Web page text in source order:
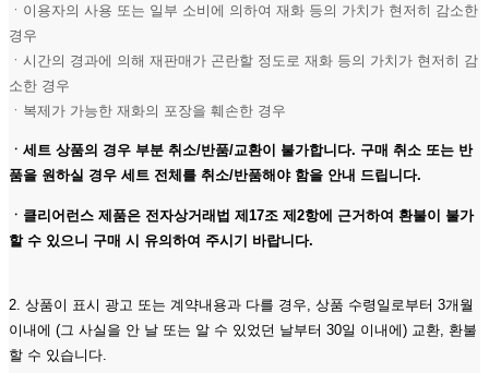
ㆍ이용자의 사용 또는 일부 소비에 의하여 재화 등의 가치가 현저히 감소한
경우
ㆍ시간의 경과에 의해 재판매가 곤란할 정도로 재화 등의 가치가 현저히 감
소한 경우
ㆍ복제가 가능한 재화의 포장을 훼손한 경우
ㆍ세트 상품의 경우 부분 취소/반품/교환이 불가합니다. 구매 취소 또는 반
품을 원하실 경우 세트 전체를 취소/반품해야 함을 안내 드립니다.
ㆍ클리어런스 제품은 전자상거래법 제17조 제2항에 근거하여 환불이 불가
할 수 있으니 구매 시 유의하여 주시기 바랍니다.
2. 상품이 표시 광고 또는 계약내용과 다를 경우, 상품 수령일로부터 3개월
이내에 (그 사실을 안 날 또는 알 수 있었던 날부터 30일 이내에) 교환, 환불
할 수 있습니다.